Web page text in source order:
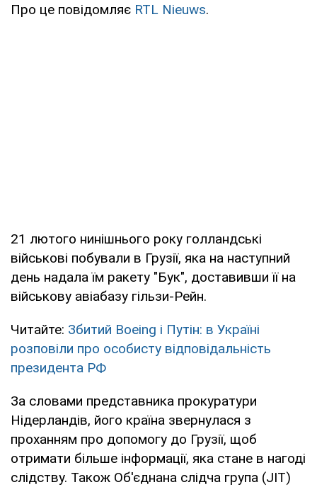
Про це повідомляє RTL Nieuws.
21 лютого нинішнього року голландські
військові побували в Грузії, яка на наступний
день надала їм ракету "Бук", доставивши її на
військову авіабазу гільзи-Рейн.
Читайте: Збитий Boeing і Путін: в Україні
розповіли про особисту відповідальність
президента РФ
За словами представника прокуратури
Нідерландів, його країна звернулася з
проханням про допомогу до Грузії, щоб
отримати більше інформації, яка стане в нагоді
слідству. Також Об'єднана слідча група (JIT)